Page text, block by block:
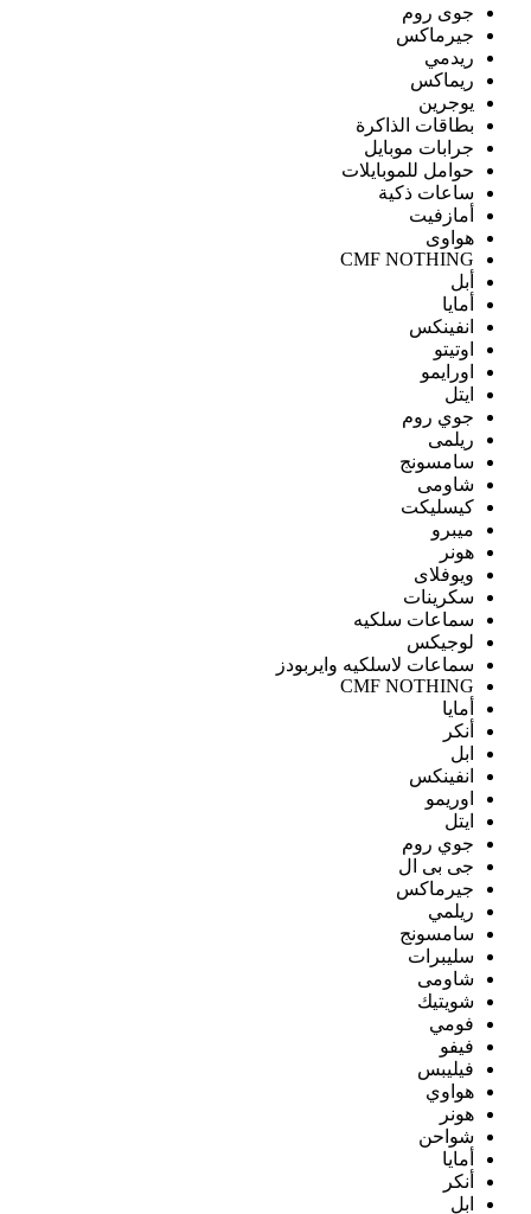
جوى روم
جيرماكس
ريدمي
ريماكس
يوجرين
بطاقات الذاكرة
جرابات موبايل
حوامل للموبايلات
ساعات ذكية
أمازفيت
هواوى
CMF NOTHING
أبل
أمايا
انفينكس
اوتيتو
اورايمو
ايتل
جوي روم
ريلمى
سامسونج
شاومى
كيسليكت
ميبرو
هونر
ويوفلاى
سكرينات
سماعات سلكيه
لوجيكس
سماعات لاسلكيه وايربودز
CMF NOTHING
أمايا
أنكر
ابل
انفينكس
اوريمو
ايتل
جوي روم
جى بى ال
جيرماكس
ريلمي
سامسونج
سليبرات
شاومى
شويتيك
فومي
فيفو
فيليبس
هواوي
هونر
شواحن
أمايا
أنكر
ابل